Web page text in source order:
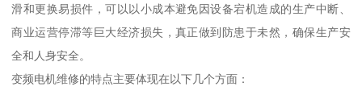
滑和更换易损件，可以以小成本避免因设备宕机造成的生产中断、
商业运营停滞等巨大经济损失，真正做到防患于未然，确保生产安
全和人身安全。
变频电机维修的特点主要体现在以下几个方面：